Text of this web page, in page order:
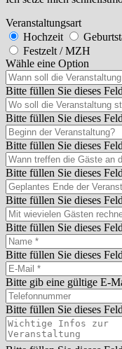
Veranstaltungsart
Hochzeit
Festzelt / MZH
Wähle eine Option
Bitte füllen Sie dieses
Bitte füllen Sie dieses
Bitte füllen Sie dieses
Bitte füllen Sie dieses
Bitte füllen Sie dieses
Bitte füllen Sie dieses
Bitte füllen Sie dieses
Bitte gib eine gültige E-
Bitte füllen Sie dieses